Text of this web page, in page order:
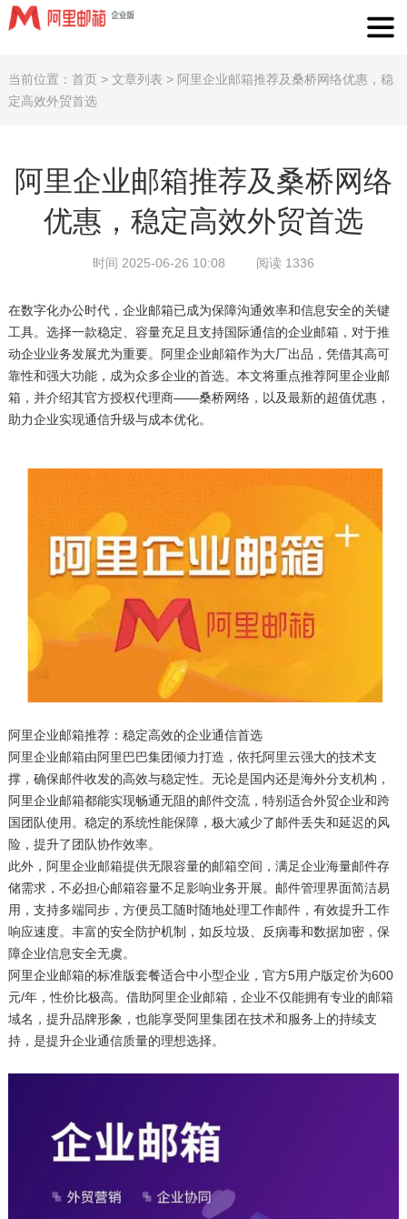
当前位置： 首页> 文章列表 > 阿里企业邮箱推荐及桑桥网络优惠，稳
定高效外贸首选
阿里企业邮箱推荐及桑桥网络
优惠，稳定高效外贸首选
时间 2025-06-26 10:08 阅读 1336
在数字化办公时代，企业邮箱已成为保障沟通效率和信息安全的关键
工具。选择一款稳定、容量充足且支持国际通信的企业邮箱，对于推
动企业业务发展尤为重要。阿里企业邮箱作为大厂出品，凭借其高可
靠性和强大功能，成为众多企业的首选。本文将重点推荐阿里企业邮
箱，并介绍其官方授权代理商——桑桥网络，以及最新的超值优惠，
助力企业实现通信升级与成本优化。
阿里企业邮箱推荐：稳定高效的企业通信首选
阿里企业邮箱由阿里巴巴集团倾力打造，依托阿里云强大的技术支
撑，确保邮件收发的高效与稳定性。无论是国内还是海外分支机构，
阿里企业邮箱都能实现畅通无阻的邮件交流，特别适合外贸企业和跨
国团队使用。稳定的系统性能保障，极大减少了邮件丢失和延迟的风
险，提升了团队协作效率。
此外，阿里企业邮箱提供无限容量的邮箱空间，满足企业海量邮件存
储需求，不必担心邮箱容量不足影响业务开展。邮件管理界面简洁易
用，支持多端同步，方便员工随时随地处理工作邮件，有效提升工作
响应速度。丰富的安全防护机制，如反垃圾、反病毒和数据加密，保
障企业信息安全无虞。
阿里企业邮箱的标准版套餐适合中小型企业，官方5用户版定价为600
元/年，性价比极高。借助阿里企业邮箱，企业不仅能拥有专业的邮箱
域名，提升品牌形象，也能享受阿里集团在技术和服务上的持续支
持，是提升企业通信质量的理想选择。